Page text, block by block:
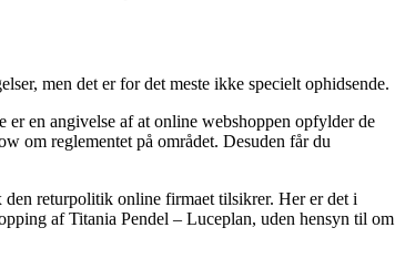
men det er for det meste ikke specielt ophidsende.
en angivelse af at online webshoppen opfylder de
om reglementet på området. Desuden får du
den returpolitik online firmaet tilsikrer. Her er det i
af Titania Pendel – Luceplan, uden hensyn til om